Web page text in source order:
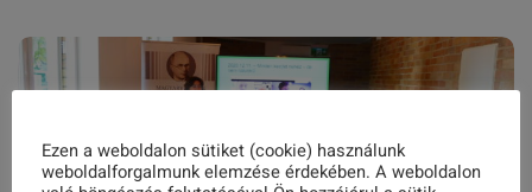
Ezen a weboldalon sütiket (cookie) használunk
weboldalforgalmunk elemzése érdekében. A weboldalon